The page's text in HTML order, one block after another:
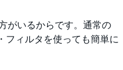
がいるからです。通常の
フィルタを使っても簡単に